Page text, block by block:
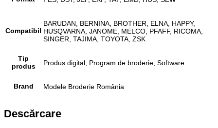
Compatibil
BARUDAN, BERNINA, BROTHER, ELNA, HAPPY,
HUSQVARNA, JANOME, MELCO, PFAFF, RICOMA,
SINGER, TAJIMA, TOYOTA, ZSK
Tip
produs
Produs digital, Program de broderie, Software
Brand Modele Broderie România
Descărcare